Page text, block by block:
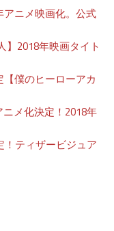
ニメ映画化。公式
】2018年映画タイト
【僕のヒーローアカ
ニメ化決定！2018年
！ティザービジュア